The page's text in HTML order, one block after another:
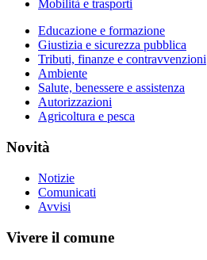
Mobilità e trasporti
Educazione e formazione
Giustizia e sicurezza pubblica
Tributi, finanze e contravvenzioni
Ambiente
Salute, benessere e assistenza
Autorizzazioni
Agricoltura e pesca
Novità
Notizie
Comunicati
Avvisi
Vivere il comune